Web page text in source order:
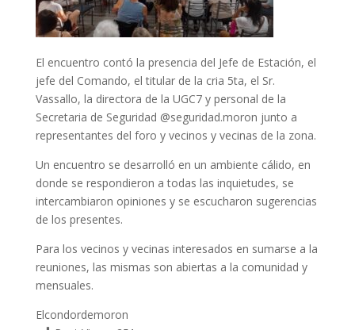
El encuentro contó la presencia del Jefe de Estación, el
jefe del Comando, el titular de la cria 5ta, el Sr.
Vassallo, la directora de la UGC7 y personal de la
Secretaria de Seguridad @seguridad.moron junto a
representantes del foro y vecinos y vecinas de la zona.
Un encuentro se desarrolló en un ambiente cálido, en
donde se respondieron a todas las inquietudes, se
intercambiaron opiniones y se escucharon sugerencias
de los presentes.
Para los vecinos y vecinas interesados en sumarse a la
reuniones, las mismas son abiertas a la comunidad y
mensuales.
Elcondordemoron